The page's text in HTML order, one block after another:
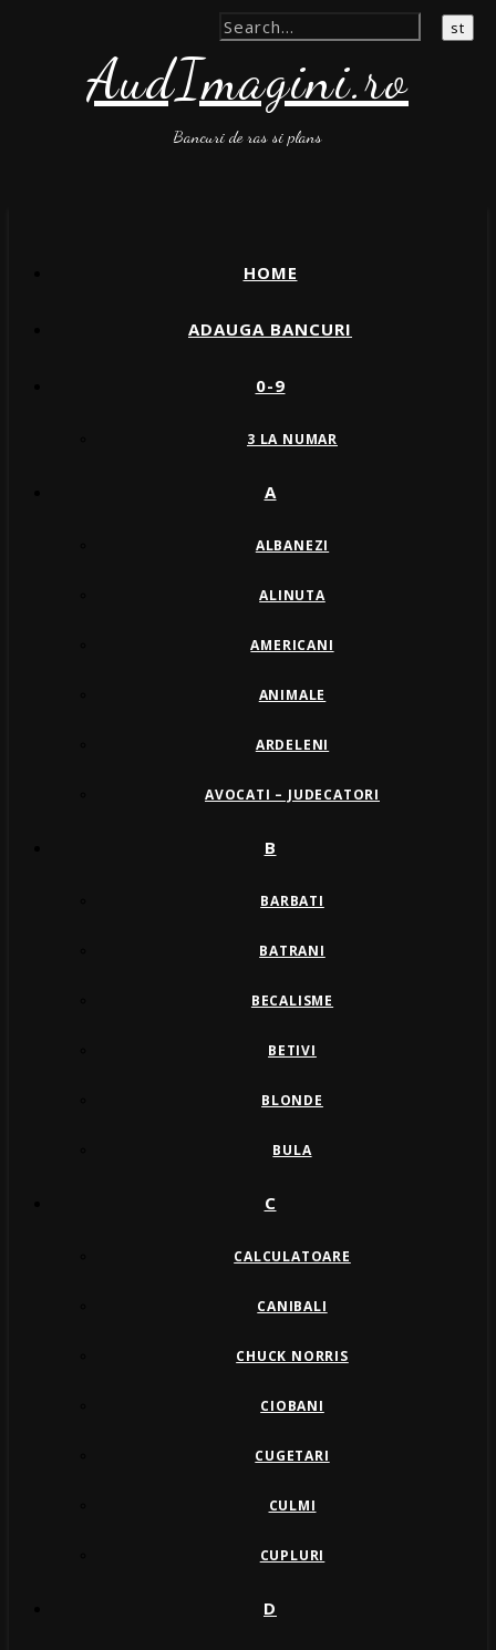
AudImagini.ro
Bancuri de ras si plans
HOME
ADAUGA BANCURI
0-9
3 LA NUMAR
A
ALBANEZI
ALINUTA
AMERICANI
ANIMALE
ARDELENI
AVOCATI – JUDECATORI
B
BARBATI
BATRANI
BECALISME
BETIVI
BLONDE
BULA
C
CALCULATOARE
CANIBALI
CHUCK NORRIS
CIOBANI
CUGETARI
CULMI
CUPLURI
D